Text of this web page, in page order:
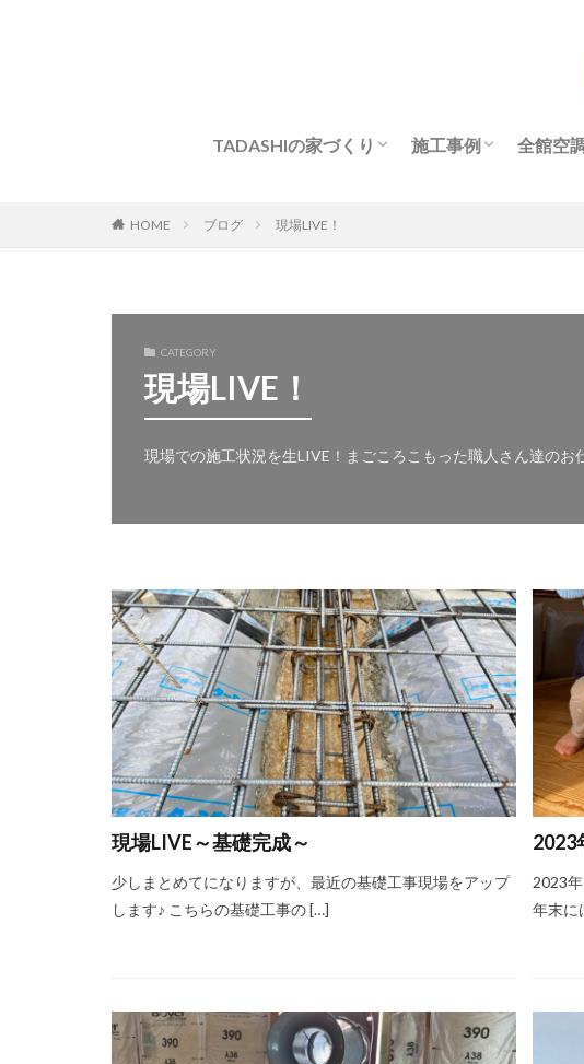
TADASHIの家づくり 施工事例 全館空
HOME ブログ 現場LIVE！
CATEGORY
現場LIVE！
現場での施工状況を生LIVE！まごころこもった職人さん達のお
現場LIVE～基礎完成～
少しまとめてになりますが、最近の基礎工事現場をアップ
します♪ こちらの基礎工事の […]
2023
2023
年末に